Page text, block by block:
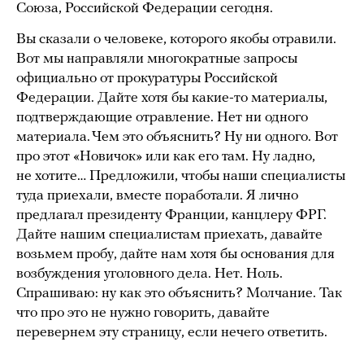
Союза, Российской Федерации сегодня.
Вы сказали о человеке, которого якобы отравили.
Вот мы направляли многократные запросы
официально от прокуратуры Российской
Федерации. Дайте хотя бы какие-то материалы,
подтверждающие отравление. Нет ни одного
материала. Чем это объяснить? Ну ни одного. Вот
про этот «Новичок» или как его там. Ну ладно,
не хотите… Предложили, чтобы наши специалисты
туда приехали, вместе поработали. Я лично
предлагал президенту Франции, канцлеру ФРГ.
Дайте нашим специалистам приехать, давайте
возьмем пробу, дайте нам хотя бы основания для
возбуждения уголовного дела. Нет. Ноль.
Спрашиваю: ну как это объяснить? Молчание. Так
что про это не нужно говорить, давайте
перевернем эту страницу, если нечего ответить.